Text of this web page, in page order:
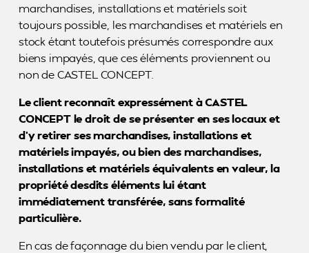
marchandises, installations et matériels soit
toujours possible, les marchandises et matériels en
stock étant toutefois présumés correspondre aux
biens impayés, que ces éléments proviennent ou
non de CASTEL CONCEPT.
Le client reconnaît expressément à CASTEL
CONCEPT le droit de se présenter en ses locaux et
d’y retirer ses marchandises, installations et
matériels impayés, ou bien des marchandises,
installations et matériels équivalents en valeur, la
propriété desdits éléments lui étant
immédiatement transférée, sans formalité
particulière.
En cas de façonnage du bien vendu par le client,